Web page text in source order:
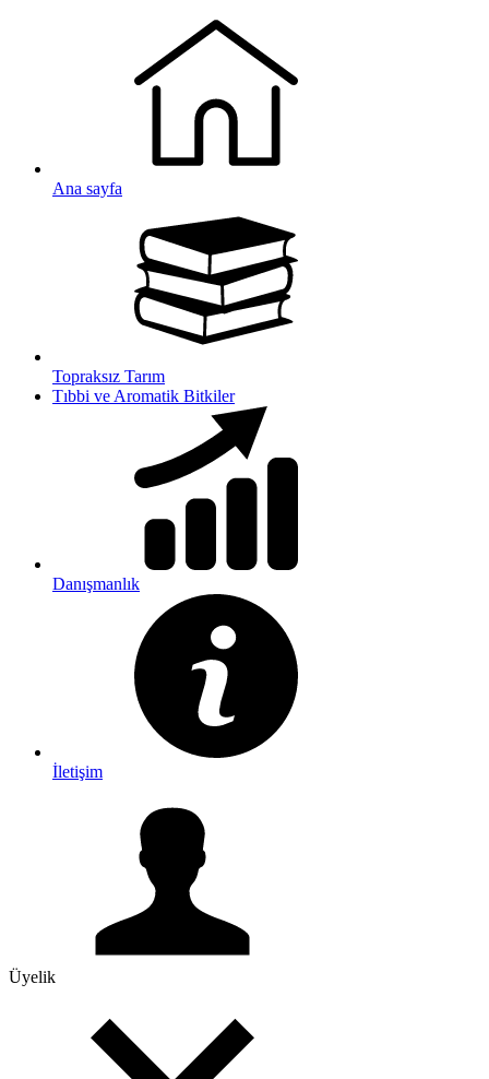
Ana sayfa
Topraksız Tarım
Tıbbi ve Aromatik Bitkiler
Danışmanlık
İletişim
Üyelik